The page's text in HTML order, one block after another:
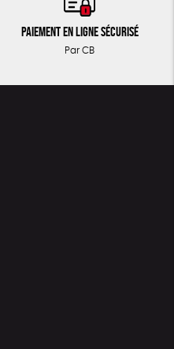
Paiement en ligne sécurisé
Par CB